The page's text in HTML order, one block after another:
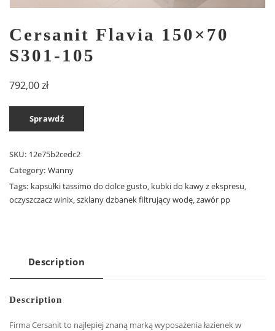
Cersanit Flavia 150×70
S301-105
792,00zł
Sprawdź
SKU: 12e75b2cedc2
Category: Wanny
Tags: kapsułki tassimo do dolce gusto, kubki do kawy z ekspresu,
oczyszczacz winix,szklany dzbanek filtrujący wodę,zawór pp
Description
Description
Firma Cersanit to najlepiej znaną marką wyposażenia łazienek w